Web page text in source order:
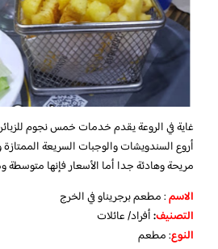
غاية في الروعة يقدم خدمات خمس نجوم
أروع السندويشات والوجبات السريعة
مريحة وهادئة جدا أما الأسعار فإنها متوسطة
الاسم: مطعم برجريناو في الخرج
التصنيف:أفراد/ عائلات
النوع: مطعم